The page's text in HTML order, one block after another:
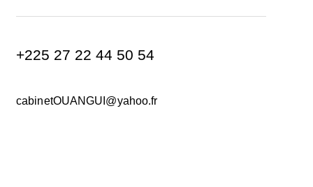
+225 27 22 44 50 54
cabinetOUANGUI@yahoo.fr